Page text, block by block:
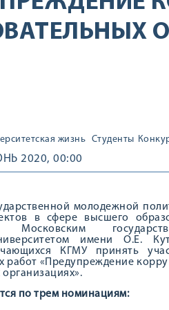
жизнь Студенты
2020, 00:00
молодежной
в сфере высшего
имени О.Е.
КГМУ принять
работ «Предупреждение
по трем номинациям: